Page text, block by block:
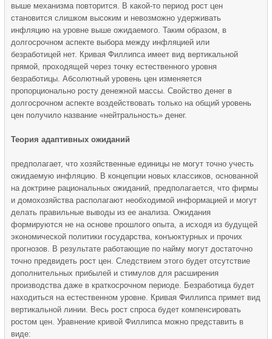
выше механизма повторится. В какой-то период рост цен
становится слишком высоким и невозможно удерживать
инфляцию на уровне выше ожидаемого. Таким образом, в
долгосрочном аспекте выбора между инфляцией или
безработицей нет. Кривая Филлипса имеет вид вертикальной
прямой, проходящей через точку естественного уровня
безработицы. Абсолютный уровень цен изменяется
пропорционально росту денежной массы. Свойство денег в
долгосрочном аспекте воздействовать только на общий уровень
цен получило название «нейтральность» денег.
Теория адаптивных ожиданий
предполагает, что хозяйственные единицы не могут точно учесть
ожидаемую инфляцию. В концепции новых классиков, основанной
на доктрине рациональных ожиданий, предполагается, что фирмы
и домохозяйства располагают необходимой информацией и могут
делать правильные выводы из ее анализа. Ожидания
формируются не на основе прошлого опыта, а исходя из будущей
экономической политики государства, конъюктурных и прочих
прогнозов. В результате работающие по найму могут достаточно
точно предвидеть рост цен. Следствием этого будет отсутствие
дополнительных прибылей и стимулов для расширения
производства даже в краткосрочном периоде. Безработица будет
находиться на естественном уровне. Кривая Филлипса примет вид
вертикальной линии. Весь рост спроса будет компенсировать
ростом цен. Уравнение кривой Филлипса можно представить в
виде: